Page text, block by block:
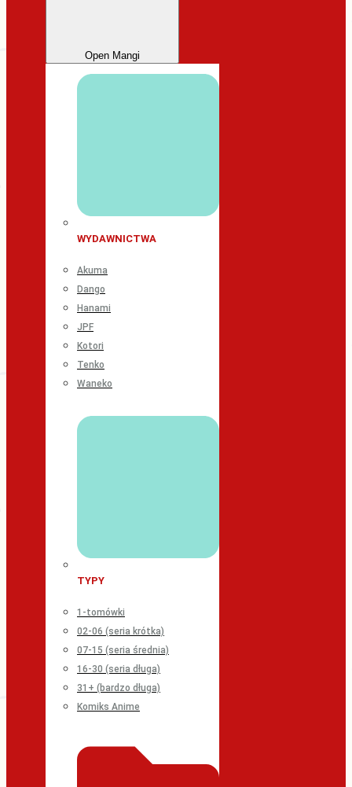
Open Mangi
WYDAWNICTWA
Akuma
Dango
Hanami
JPF
Kotori
Tenko
Waneko
TYPY
1-tomówki
02-06 (seria krótka)
07-15 (seria średnia)
16-30 (seria długa)
31+ (bardzo długa)
Komiks Anime